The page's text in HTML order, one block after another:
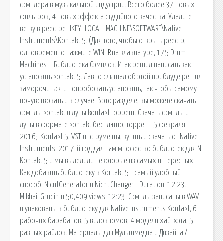
сэмплера в музыкальной индустрии. Всего более 37 новых
фильтров, 4 новых эффекта студийного качества. Удалите
ветку в реестре HKEY_LOCAL_MACHINE\SOFTWARE\Native
Instruments\Kontakt 5. (Для того, чтобы открыть реестр,
одновременно нажмите WIN+R на клавиатуре, 175 Drum
Machines – Библиотека Сэмплов. Итак решил написать как
установить kontakt 5. Давно слышал об этой приблуде решил
заморочиться и попробовать установить, так чтобы самому
почувствовать и в случае. В это разделе, вы можете скачать
сэмплы kontakt и лупы kontakt торрент. Скачать сэмплы и
лупы в формате kontakt бесплатно, торрент. 5 февраля
2016;. Kontakt 5, VST инструменты, купить и скачать от Native
Instruments. 2017-й год дал нам множество библиотек для NI
Kontakt 5 и мы выделили некоторые из самых интересных.
Как добавить библиотеку в Kontakt 5 - самый удобный
способ. NicntGenerator и Nicnt Changer - Duration: 12:23.
Mikhail Grudinin 50,409 views. 12:23. Сэмплы записаны в WAV
и упакованы в библиотеку для Native Instruments Kontakt, 6
рабочих барабанов, 5 видов томов, 4 модели хай-хэта, 5
разных райдов. Материалы для Мультимедиа и Дизайна /